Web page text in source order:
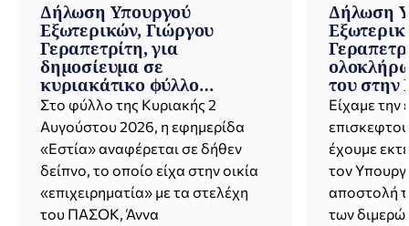
Δήλωση Υπουργού
Εξωτερικών, Γιώργου
Γεραπετρίτη, για
δημοσίευμα σε
κυριακάτικο φύλλο
εφημερίδας (02.08.2026)
Στο φύλλο της Κυριακής 2
Αυγούστου 2026, η εφημερίδα
«Εστία» αναφέρεται σε δήθεν
δείπνο, το οποίο είχα στην οικία
«επιχειρηματία» με τα στελέχη
του ΠΑΣΟΚ, Άννα
Δήλωση
του στην
Βιετνάμ
της
Είχαμε την
έχουμε
τον
αποστολή
των